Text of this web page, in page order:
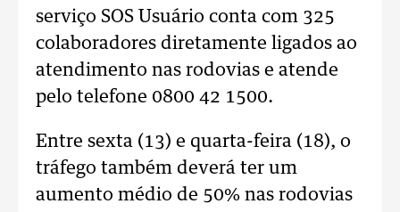
serviço SOS Usuário conta com 325
colaboradores diretamente ligados ao
atendimento nas rodovias e atende
pelo telefone 0800 42 1500.
Entre sexta (13) e quarta-feira (18), o
tráfego também deverá ter um
aumento médio de 50% nas rodovias